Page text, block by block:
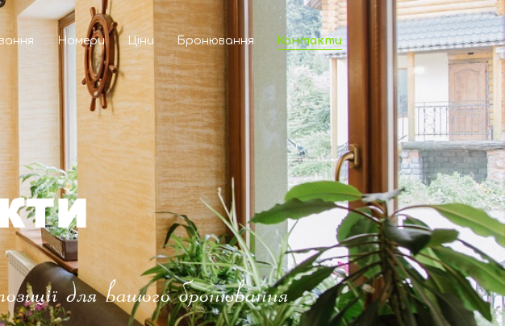
Номери Цiни Бронювання Контакти
для вашого бронювання